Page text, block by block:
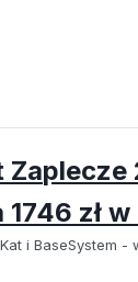
zł
i BaseSystem